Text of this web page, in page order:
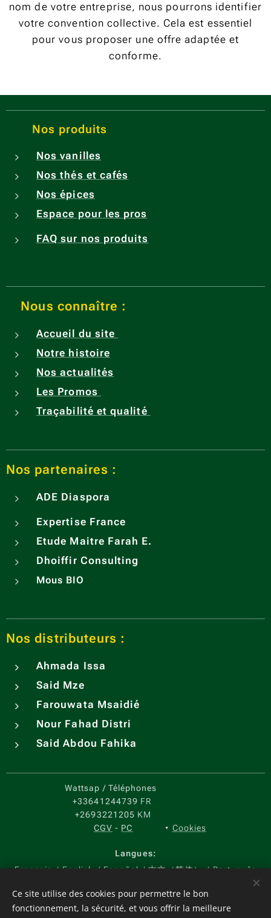
nom de votre entreprise, nous pourrons identifier
votre convention collective. Cela est essentiel
pour vous proposer une offre adaptée et
conforme.
Nos produits
Nos vanilles
Nos thés et cafés
Nos épices
Espace pour les pros
FAQ sur nos produits
Nous connaître :
Accueil du site
Notre histoire
Nos actualités
Les Promos
Traçabilité et qualité
Nos partenaires :
ADE Diaspora
Expertise France
Etude Maitre Farah E.
Dhoiffir Consulting
Mous BIO
Nos distributeurs :
Ahmada Issa
Said Mze
Farouwata Msaidié
Nour Fahad Distri
Said Abdou Fahika
Wattsap / Téléphones
+33641244739 FR
+2693221205 KM
CGV - PC Cookies
Langues
Français
English Español 中文（简体） Português
Devises
EUR €
USD $ KMF CF CNY ¥
Ce site utilise des cookies pour permettre le bon
fonctionnement, la sécurité, et vous offrir la meilleure